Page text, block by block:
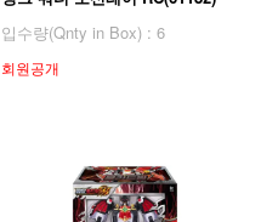
입수량(Qnty in Box) : 6
회원공개